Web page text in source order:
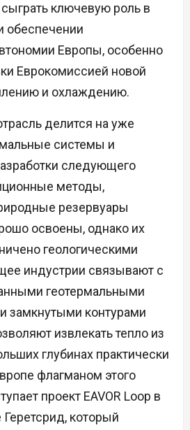
ключевую роль в
обеспечении
Европы, особенно
Еврокомиссией новой
и охлаждению.
делится на уже
системы и
следующего
методы,
резервуары
освоены, однако их
геологическими
индустрии связывают с
геотермальными
замкнутыми контурами
извлекать тепло из
глубинах практически
флагманом этого
проект EAVOR Loop в
который